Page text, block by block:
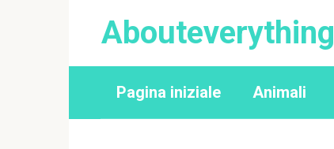
Abouteverything
Pagina iniziale Animali